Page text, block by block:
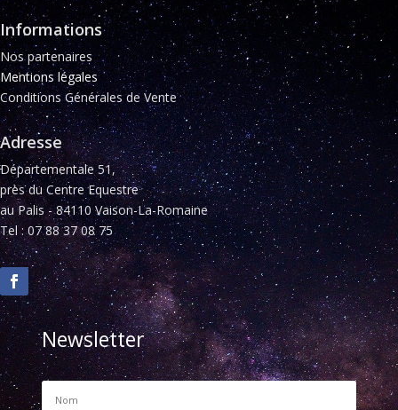
Informations
Nos partenaires
Mentions légales
Conditions Générales de Vente
Adresse
Départementale 51,
près du Centre Equestre
au Palis - 84110 Vaison-La-Romaine
Tel : 07 88 37 08 75
Newsletter